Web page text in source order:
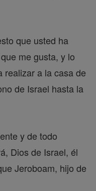
que usted ha
me gusta, y lo
realizar a la casa de
de Israel hasta la
y de todo
Dios de Israel, él
Jeroboam, hijo de